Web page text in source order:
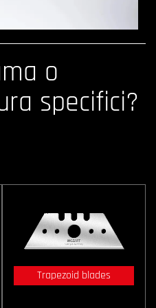
o
specifici?
Trapezoid blades